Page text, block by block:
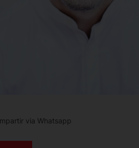
via Whatsapp